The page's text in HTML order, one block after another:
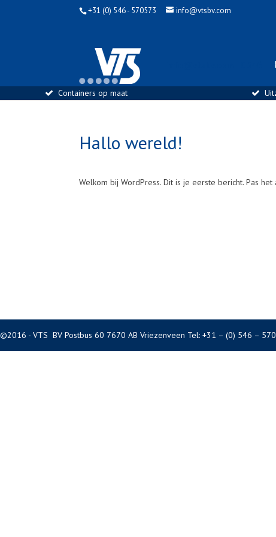
+31 (0) 546 - 570573 info@vtsbv.com
info@vtsbv.com | 0546 -
Containers op maat
Hallo wereld!
Welkom bij WordPress. Dit is je eerste bericht. Pas
©2016 - VTS BV Postbus 60 7670 AB Vriezenveen Tel: +31 – (0) 546 –